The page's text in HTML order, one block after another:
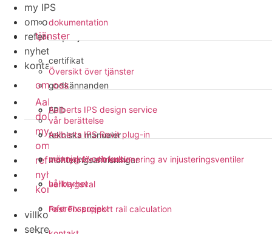
dokumentation
certifikat
godkännanden
EPD
tekniska manualer
monteringsanvisningar
tjänster
Översikt över tjänster
Aalberts IPS design service
Aalberts IPS Revit plug-in
verktyg för dimensionering av injusteringsventiler
verktygsval
Fast Fix support rail calculation
om oss
vår berättelse
människor och kultur
hållbarhet
referensprojekt
my IPS
om oss
referensprojekt
nyheter
kontakt
Aalberts IPS design service
dokumentation
my IPS
om oss
referensprojekt
nyheter
kontakt
villkor
sekretesspolicy